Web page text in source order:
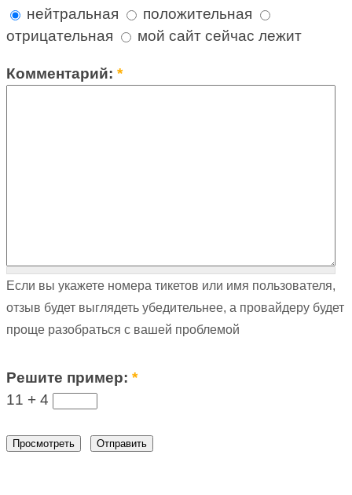
нейтральная
положительная
отрицательная
мой сайт сейчас лежит
Комментарий:*
Если вы укажете номера тикетов или имя пользователя,
отзыв будет выглядеть убедительнее, а провайдеру будет
проще разобраться с вашей проблемой
Решите пример:*
11 + 4